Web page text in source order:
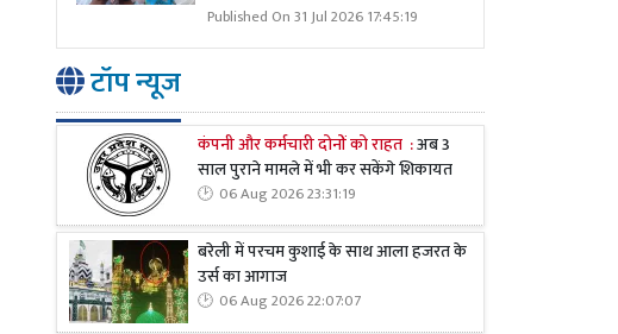
Published On 31 Jul 2026 17:45:19
टॉप न्यूज
कंपनी और कर्मचारी दोनों को राहत :अब 3
साल पुराने मामले में भी कर सकेंगे शिकायत
06 Aug 2026 23:31:19
बरेली में परचम कुशाई के साथ आला हजरत के
उर्स का आगाज
06 Aug 2026 22:07:07